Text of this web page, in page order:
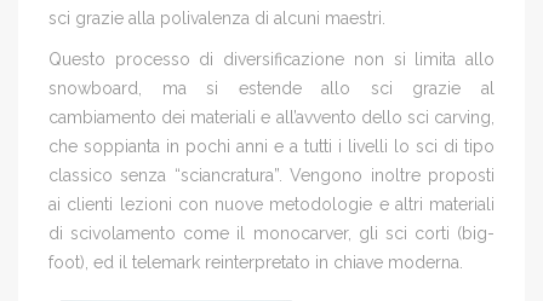
sci grazie alla polivalenza di alcuni maestri.
Questo processo di diversificazione non si limita allo
snowboard, ma si estende allo sci grazie al
cambiamento dei materiali e all’avvento dello sci carving,
che soppianta in pochi anni e a tutti i livelli lo sci di tipo
classico senza “sciancratura”. Vengono inoltre proposti
ai clienti lezioni con nuove metodologie e altri materiali
di scivolamento come il monocarver, gli sci corti (big-
foot), ed il telemark reinterpretato in chiave moderna.